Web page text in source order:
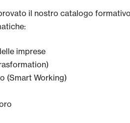
il nostro catalogo
imprese
(Smart Working)